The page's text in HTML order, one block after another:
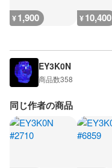
¥1,900 ¥10,400
EY3K0N
商品数358
同じ作者の商品